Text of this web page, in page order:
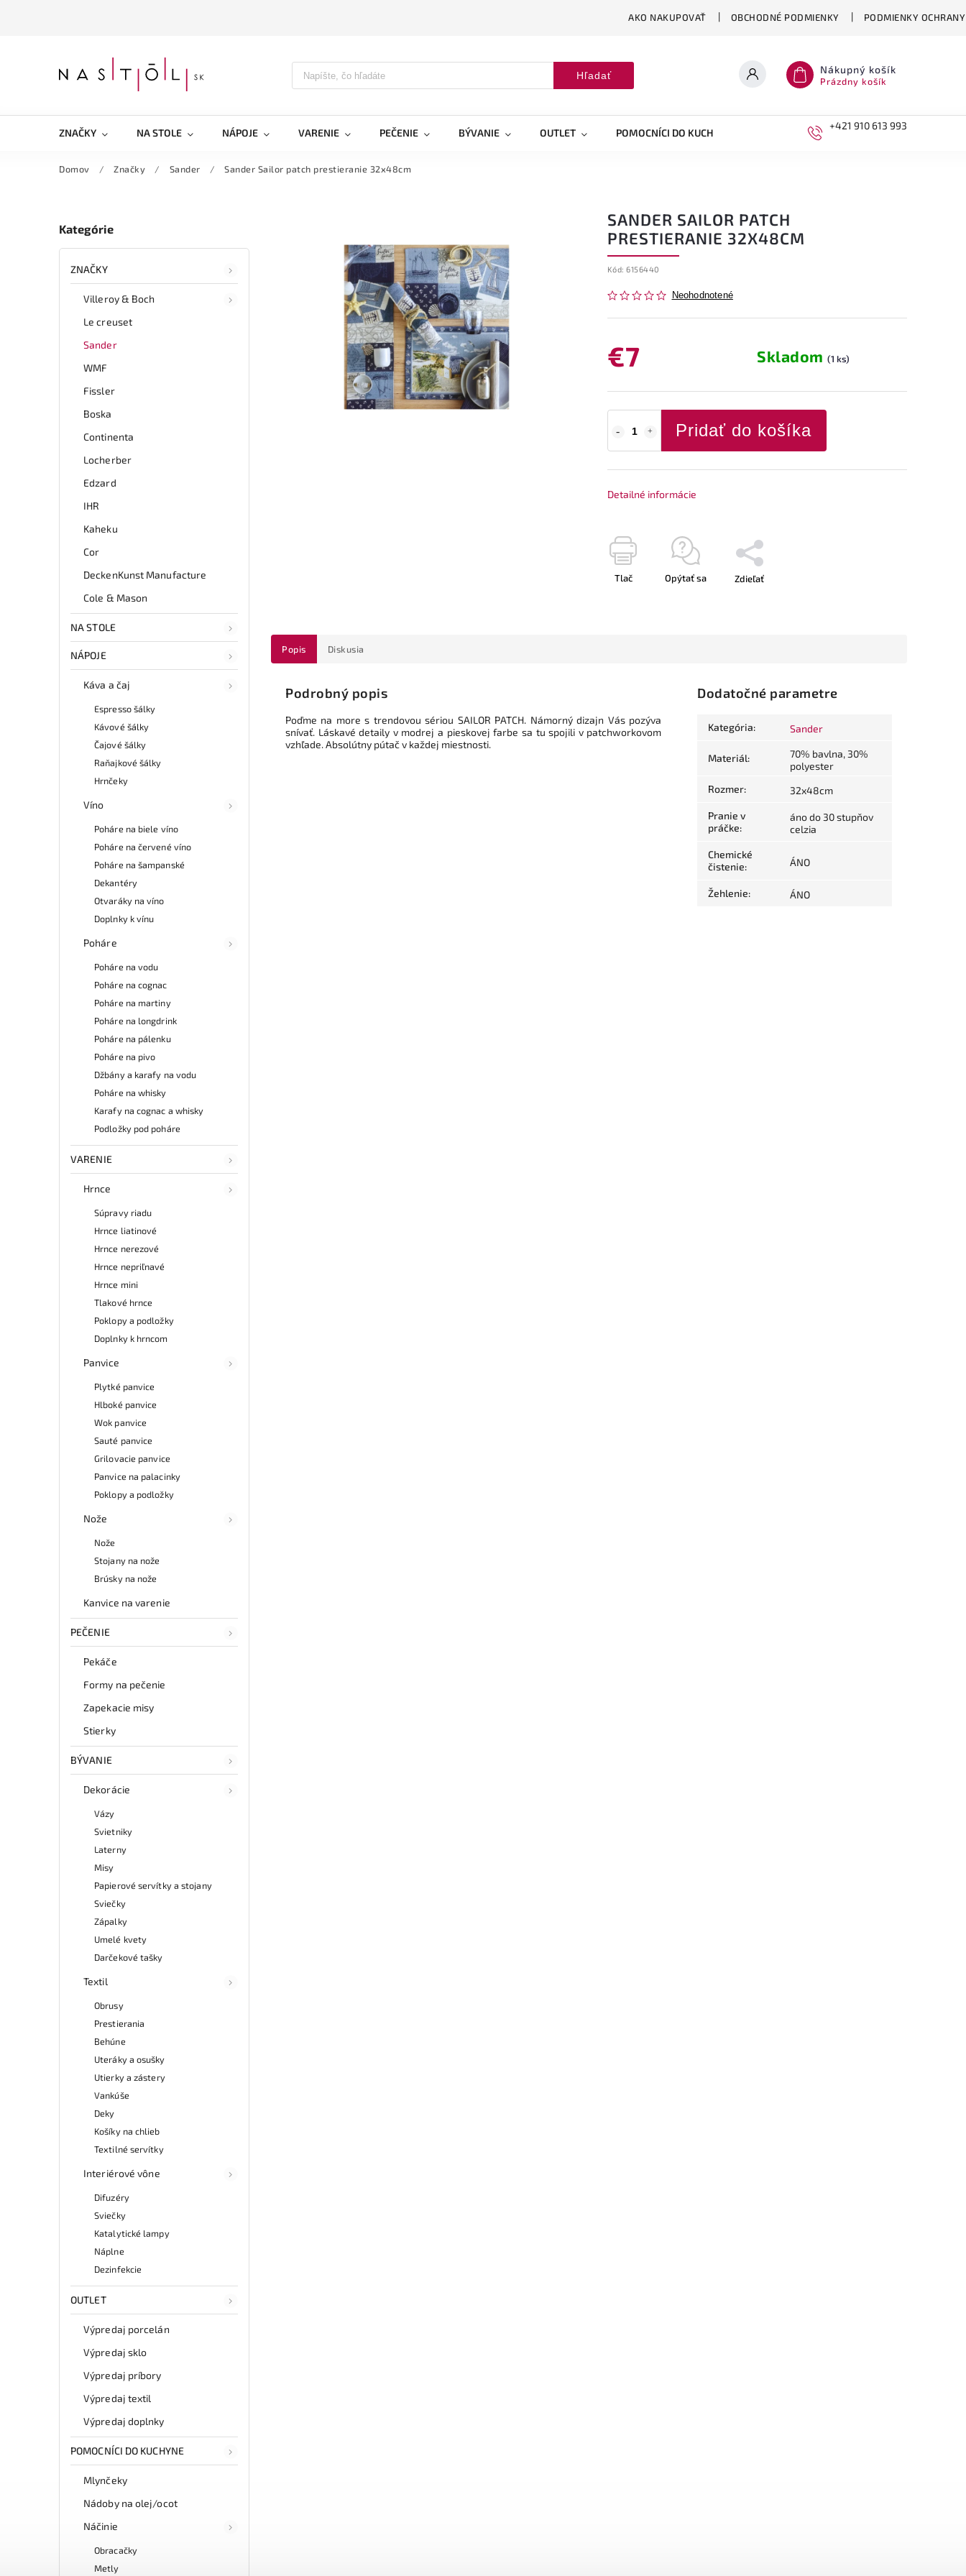
AKO NAKUPOVAŤ OBCHODNÉ PODMIENKY PODMIENKY
Hľadať Nákupný košík
Prázdny košík
ZNAČKY NA STOLE NÁPOJE VARENIE PEČENIE BÝVANIE OUTLET POMOCNÍCI DO KUCHYNE
+421 910 613 993
Domov / Značky / Sander / Sander Sailor patch prestieranie 32x48cm
Kategórie
ZNAČKY
Villeroy & Boch
Le creuset
Sander
WMF
Fissler
Boska
Continenta
Locherber
Edzard
IHR
Kaheku
Cor
DeckenKunst Manufacture
Cole & Mason
NA STOLE
NÁPOJE
Káva a čaj
Espresso šálky
Kávové šálky
Čajové šálky
Raňajkové šálky
Hrnčeky
Víno
Poháre na biele víno
Poháre na červené víno
Poháre na šampanské
Dekantéry
Otvaráky na víno
Doplnky k vínu
Poháre
Poháre na vodu
Poháre na cognac
Poháre na martiny
Poháre na longdrink
Poháre na pálenku
Poháre na pivo
Džbány a karafy na vodu
Poháre na whisky
Karafy na cognac a whisky
Podložky pod poháre
VARENIE
Hrnce
Súpravy riadu
Hrnce liatinové
Hrnce nerezové
Hrnce nepriľnavé
Hrnce mini
Tlakové hrnce
Poklopy a podložky
Doplnky k hrncom
Panvice
Plytké panvice
Hlboké panvice
Wok panvice
Sauté panvice
Grilovacie panvice
Panvice na palacinky
Poklopy a podložky
Nože
Nože
Stojany na nože
Brúsky na nože
Kanvice na varenie
PEČENIE
Pekáče
Formy na pečenie
Zapekacie misy
Stierky
BÝVANIE
Dekorácie
Vázy
Svietniky
Laterny
Misy
Papierové servítky a stojany
Sviečky
Zápalky
Umelé kvety
Darčekové tašky
Textil
Obrusy
Prestierania
Behúne
Uteráky a osušky
Utierky a zástery
Vankúše
Deky
Košíky na chlieb
Textilné servítky
Interiérové vône
Difuzéry
Sviečky
Katalytické lampy
Náplne
Dezinfekcie
OUTLET
Výpredaj porcelán
Výpredaj sklo
Výpredaj príbory
Výpredaj textil
Výpredaj doplnky
POMOCNÍCI DO KUCHYNE
Mlynčeky
Nádoby na olej/ocot
Náčinie
Obracačky
Metly
SANDER SAILOR PATCH
PRESTIERANIE 32X48CM
Kód: 6156440
Neohodnotené
€7 Skladom(1 ks)
Pridať do košíka
Detailné informácie
Tlač Opýtať sa Zdieľať
Popis Diskusia
Podrobný popis
Poďme na more s trendovou sériou SAILOR PATCH. Námorný dizajn Vás pozýva
snívať. Láskavé detaily v modrej a pieskovej farbe sa tu spojili v patchworkovom
vzhľade. Absolútny pútač v každej miestnosti.
Dodatočné parametre
Kategória: Sander
Materiál:
70% bavlna, 30%
polyester
Rozmer: 32x48cm
Pranie v
práčke:
áno do 30 stupňov
celzia
Chemické
čistenie: ÁNO
Žehlenie: ÁNO